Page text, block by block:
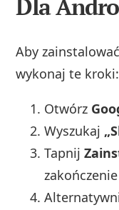
Dla
Aby
wykonaj te kroki:
Otwórz
Wyszukaj
Tapnij